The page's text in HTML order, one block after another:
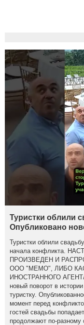
Туристки облили
Опубликовано
Туристки облили
начала конфликта.
ПРОИЗВЕДЕН И
ООО "МЕМО", ЛИБО
ИНОСТРАННОГО
новый поворот в
туристку.
момент перед
гостей свадьбы
продолжают по-разному